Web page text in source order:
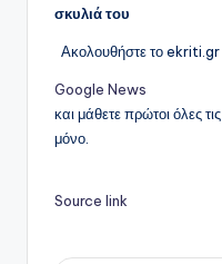
σκυλιά του
Ακολουθήστε το ekriti.gr
Google News
και μάθετε πρώτοι όλες
μόνο.
Source link